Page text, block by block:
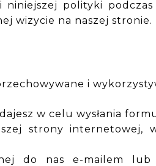
polityki
wizycie na naszej stronie.
i
w celu wysłania
strony
do nas e-mailem